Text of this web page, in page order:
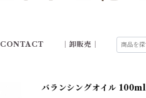
CONTACT ｜卸販売｜
バランシングオイル 100ml